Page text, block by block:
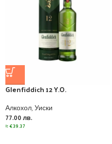
Glenfiddich 12 Y.O.
Алкохол,Уиски
77.00 лв.
≈€39.37